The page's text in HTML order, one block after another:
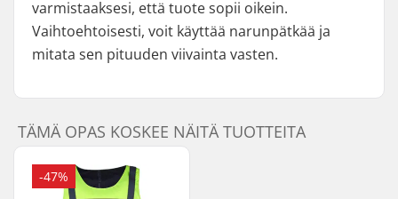
varmistaaksesi, että tuote sopii oikein.
Vaihtoehtoisesti, voit käyttää narunpätkää ja
mitata sen pituuden viivainta vasten.
TÄMÄ OPAS KOSKEE NÄITÄ TUOTTEITA
-47%